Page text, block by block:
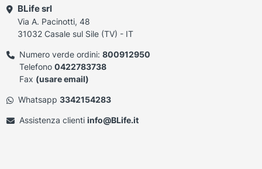
BLife srl
Via A. Pacinotti, 48
31032 Casale sul Sile (TV) - IT
Numero verde ordini: 800912950
Telefono 0422783738
Fax (usare email)
Whatsapp 3342154283
Assistenza clienti info@BLife.it